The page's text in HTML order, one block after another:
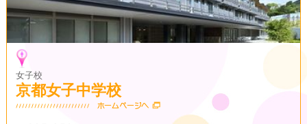
女子校
京都女子中学校